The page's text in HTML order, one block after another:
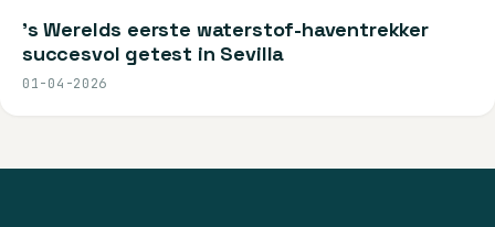
's Werelds eerste waterstof-haventrekker
succesvol getest in Sevilla
01-04-2026